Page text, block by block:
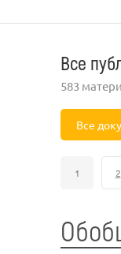
Все
583
Все
1 2